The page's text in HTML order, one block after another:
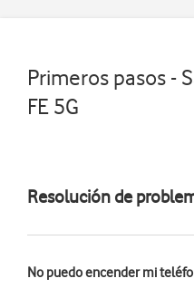
Primeros pasos -
FE 5G
Resolución de
No puedo encender mi